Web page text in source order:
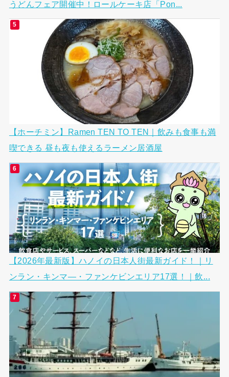
うどんフェア開催中！ロールケーキ店「Pon...
【ホーチミン】Ramen TEN TO TEN｜飲みも食事も満
喫できる 昼も夜も使えるラーメン居酒屋
【2026年最新版】ハノイの日本人街最新ガイド！｜リ
ンラン・キンマ―・ファンケビンエリア17選！｜飲...